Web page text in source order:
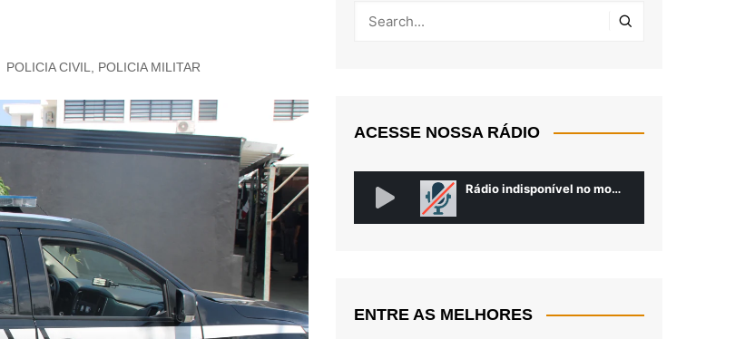
POLICIA CIVIL POLICIA MILITAR
ACESSE NOSSA RÁDIO
ENTRE AS MELHORES